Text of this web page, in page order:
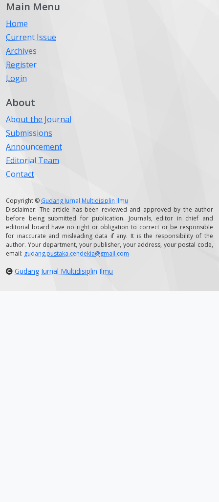
Main Menu
Home
Current Issue
Archives
Register
Login
About
About the Journal
Submissions
Announcement
Editorial Team
Contact
Copyright © Gudang Jurnal Multidisiplin Ilmu
Disclaimer: The article has been reviewed and approved by the author
before being submitted for publication. Journals, editor in chief and
editorial board have no right or obligation to correct or be responsible
for inaccurate and misleading data if any. It is the responsibility of the
author. Your department, your publisher, your address, your postal code,
email: gudang.pustaka.cendekia@gmail.com
Gudang Jurnal Multidisiplin Ilmu